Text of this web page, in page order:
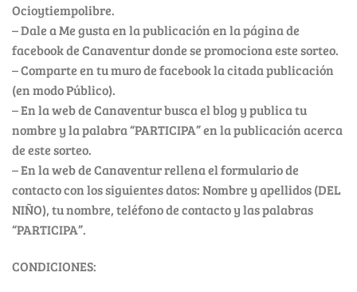
Ocioytiempolibre.
– Dale a Me gusta en la publicación en la página de
facebook de Canaventur donde se promociona este sorteo.
– Comparte en tu muro de facebook la citada publicación
(en modo Público).
– En la web de Canaventur busca el blog y publica tu
nombre y la palabra “PARTICIPA” en la publicación acerca
de este sorteo.
– En la web de Canaventur rellena el formulario de
contacto con los siguientes datos: Nombre y apellidos (DEL
NIÑO), tu nombre, teléfono de contacto y las palabras
“PARTICIPA”.
CONDICIONES: